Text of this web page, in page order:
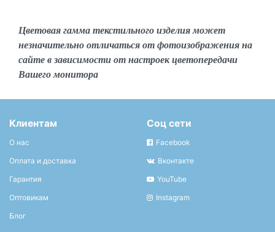
Цветовая гамма текстильного изделия может
незначительно отличаться от фотоизображения на
сайте в зависимости от настроек цветопередачи
Вашего монитора
Клиентам
О нас
Оплата и доставка
Гарантия
Оптовикам
Блог
Соц сети
Facebook
Вконтакте
YouTube
Instagram